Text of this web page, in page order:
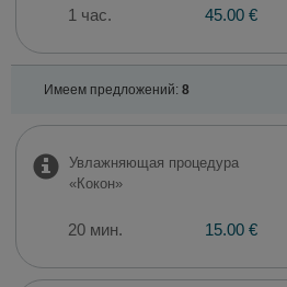
1 час. 45.00 €
Имеем предложений: 8
Увлажняющая процедура
«Кокон»
20 мин. 15.00 €